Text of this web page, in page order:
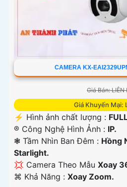
CAMERA KX-
Giá Bán: LIÊN
Giá Khuyến Mại:
️⚡ Hình ảnh chất lượng :
®️ Công Nghệ Hình Ảnh : IP.
❃ Tầm Nhìn Ban Đêm : Hồng
Starlight.
💢 Camera Theo Mẫu Xoay
️⌘ Khả Năng : Xoay Zoom.